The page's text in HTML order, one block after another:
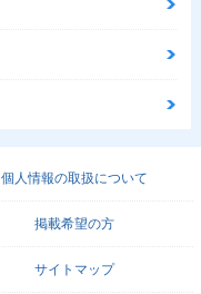
個人情報の取扱について
掲載希望の方
サイトマップ